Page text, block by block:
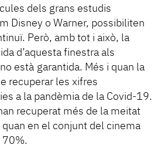
dels grans estudis
Disney o Warner, possibiliten
Però, amb tot i això, la
d’aquesta finestra als
està garantida. Més i quan la
recuperar les xifres
a la pandèmia de la Covid-19.
recuperat més de la meitat
en el conjunt del cinema
70%.